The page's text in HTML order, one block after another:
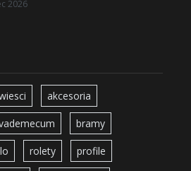
2026
akcesoria
bramy
rolety profile